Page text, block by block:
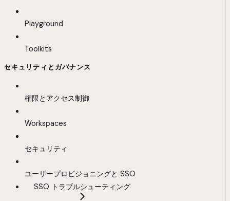
Playground
Toolkits
セキュリティとガバナンス
権限とアクセス制御
Workspaces
セキュリティ
ユーザープロビジョニングと SSO
SSO トラブルシューティング